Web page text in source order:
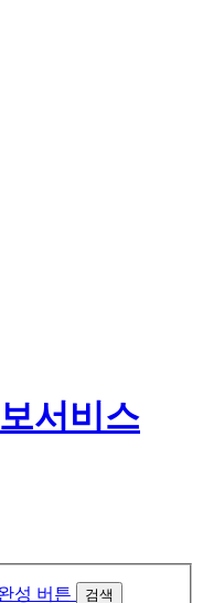
검색